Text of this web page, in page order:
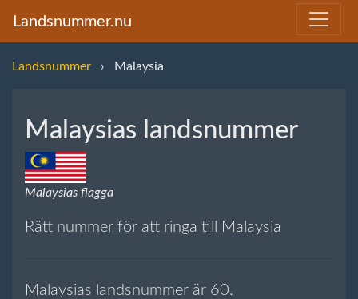
Landsnummer.nu
Landsnummer Malaysia
Malaysias landsnummer
Malaysias flagga
Rätt nummer för att ringa till Malaysia
Malaysias landsnummer är 60.